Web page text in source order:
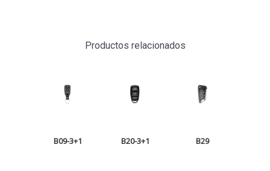
Productos relacionados
B09-3+1 B20-3+1 B29